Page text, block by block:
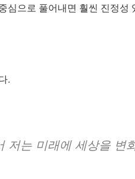
심으로 풀어내면 훨씬 진정성
.
저는 미래에 세상을 변